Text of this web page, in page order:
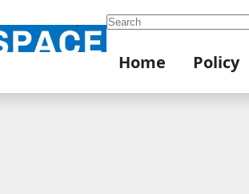
Search
Home Policy